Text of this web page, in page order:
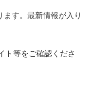
す。最新情報が入り
ト等をご確認くださ